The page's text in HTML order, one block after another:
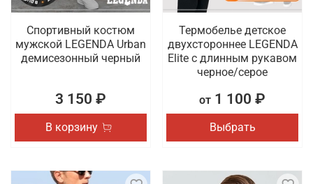
Спортивный костюм
мужской LEGENDA Urban
демисезонный черный
3 150 ₽
В корзину
Термобелье детское
двухстороннее LEGENDA
Elite с длинным рукавом
черное/серое
от 1 100 ₽
Выбрать